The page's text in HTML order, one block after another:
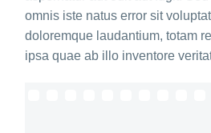
omnis iste natus error sit
doloremque laudantium, totam
ipsa quae ab illo inventore